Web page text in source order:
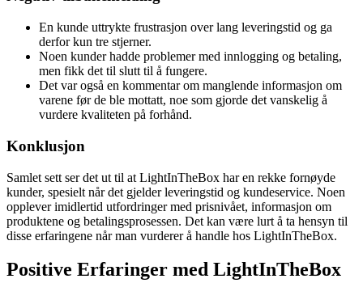
En kunde uttrykte frustrasjon over lang leveringstid og ga
derfor kun tre stjerner.
Noen kunder hadde problemer med innlogging og betaling,
men fikk det til slutt til å fungere.
Det var også en kommentar om manglende informasjon om
varene før de ble mottatt, noe som gjorde det vanskelig å
vurdere kvaliteten på forhånd.
Konklusjon
Samlet sett ser det ut til at LightInTheBox har en rekke fornøyde
kunder, spesielt når det gjelder leveringstid og kundeservice. Noen
opplever imidlertid utfordringer med prisnivået, informasjon om
produktene og betalingsprosessen. Det kan være lurt å ta hensyn til
disse erfaringene når man vurderer å handle hos LightInTheBox.
Positive Erfaringer med LightInTheBox